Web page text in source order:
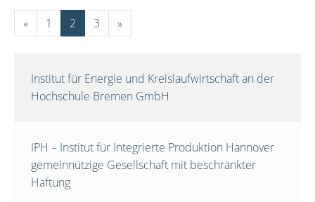
« 1 2 3 »
Institut für Energie und Kreislaufwirtschaft an der
Hochschule Bremen GmbH
IPH – Institut für Integrierte Produktion Hannover
gemeinnützige Gesellschaft mit beschränkter
Haftung